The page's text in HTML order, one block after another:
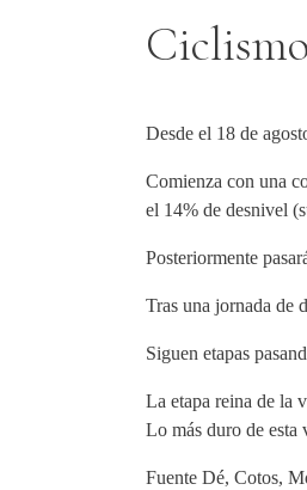
Desde el 18 de
Comienza con una
el 14% de desnivel
Posteriormente
Tras una jornada de
Siguen etapas
La etapa reina de la
Lo más duro de
Fuente Dé, Cotos,